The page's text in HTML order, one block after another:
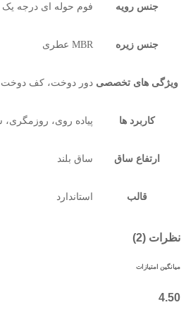
جنس رویه فوم حوله ای درجه یک
جنس زیره MBR عطری
ویژگی های تخصصی دور دوخت، کف دوخت،
کاربرد ها پیاده روی، روزمگری،
ارتفاع ساق ساق بلند
قالب استاندارد
نظرات (2)
میانگین امتیازات
4.50